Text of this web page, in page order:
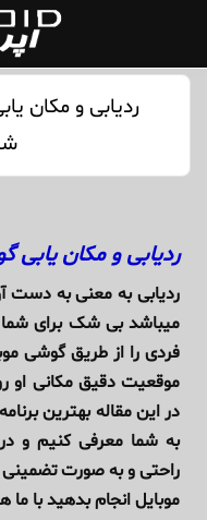
ردیابی و مکان
ردیابی و مکان یابی
ردیابی به معنی به دست
میباشد بی شک برای
فردی را از طریق گوشی
موقعیت دقیق مکانی او
در این مقاله بهترین
به شما معرفی کنیم و در
راحتی و به صورت تضمینی
موبایل انجام بدهید با ما